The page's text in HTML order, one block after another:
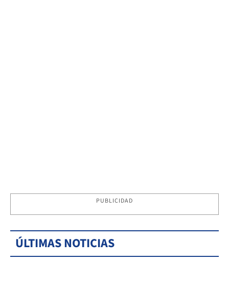
PUBLICIDAD
ÚLTIMAS NOTICIAS